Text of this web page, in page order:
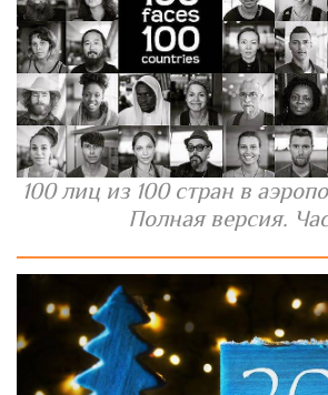
100 лиц из 100 стран в
Полная версия.